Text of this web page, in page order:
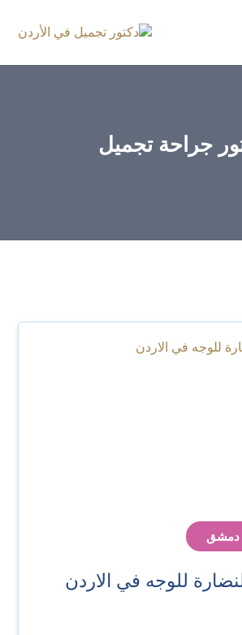
جراحة تجميل
دمشق
للوجه في الاردن